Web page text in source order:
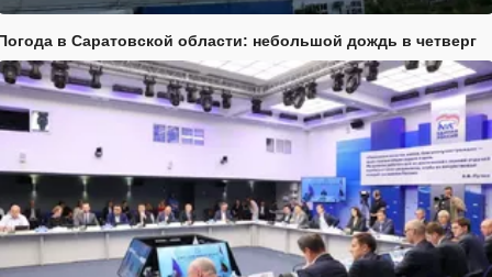
в Саратовской области: небольшой дождь в четверг